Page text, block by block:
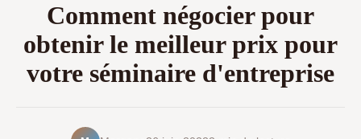
Comment négocier pour
obtenir le meilleur prix pour
votre séminaire d'entreprise